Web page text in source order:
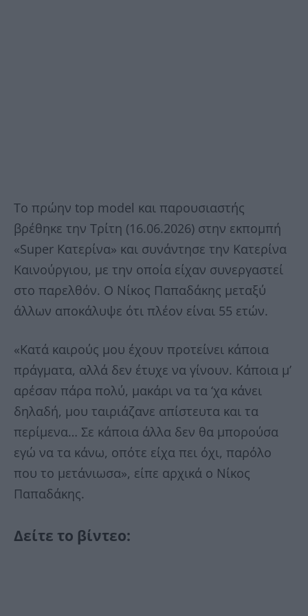
Το πρώην top model και παρουσιαστής
βρέθηκε την Τρίτη (16.06.2026) στην εκπομπή
«Super Κατερίνα» και συνάντησε την Κατερίνα
Καινούργιου, με την οποία είχαν συνεργαστεί
στο παρελθόν. Ο Νίκος Παπαδάκης μεταξύ
άλλων αποκάλυψε ότι πλέον είναι 55 ετών.
«Κατά καιρούς μου έχουν προτείνει κάποια
πράγματα, αλλά δεν έτυχε να γίνουν. Κάποια μ’
αρέσαν πάρα πολύ, μακάρι να τα ‘χα κάνει
δηλαδή, μου ταιριάζανε απίστευτα και τα
περίμενα… Σε κάποια άλλα δεν θα μπορούσα
εγώ να τα κάνω, οπότε είχα πει όχι, παρόλο
που το μετάνιωσα», είπε αρχικά ο Νίκος
Παπαδάκης.
Δείτε το βίντεο: